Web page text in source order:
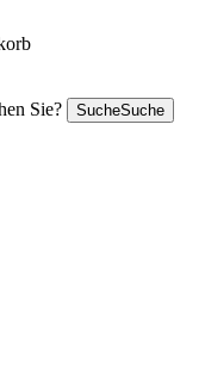
Sie?
SucheSuche